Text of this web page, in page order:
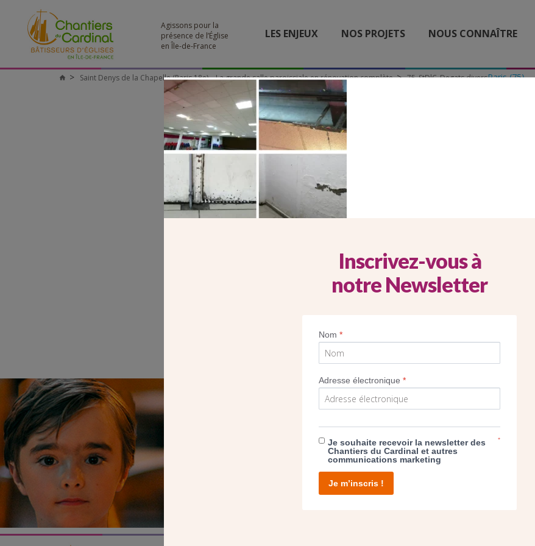
Agissons pour la
présence de l’Église
en Île-de-France
LES ENJEUX NOS PROJETS NOUS CONNAÎTRE
Chantiers
Paris (75)
Saint Denys de la Chapelle (Paris 18e) – La grande salle paroissiale en rénovation complète 75_StDlC_Degats divers
75_STDLC_DEGATS DIVERS
SEUL VOTRE DON
NOUS PERMET D’AGIR
Inscrivez-vous à
notre Newsletter
Nom*
Adresse électronique*
Je souhaite recevoir la newsletter des
Chantiers du Cardinal et autres
communications marketing
*
Je m’inscris !